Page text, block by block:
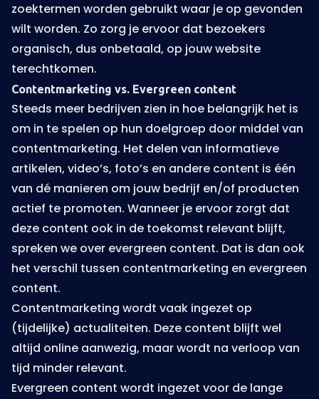
zoektermen worden gebruikt waar je op gevonden
wilt worden. Zo zorg je ervoor dat bezoekers
organisch, dus onbetaald, op jouw website
terechtkomen.
Contentmarketing vs. Evergreen content
Steeds meer bedrijven zien in hoe belangrijk het is
om in te spelen op hun doelgroep door middel van
contentmarketing. Het delen van informatieve
artikelen, video’s, foto’s en andere content is één
van dé manieren om jouw bedrijf en/of producten
actief te promoten. Wanneer je ervoor zorgt dat
deze content ook in de toekomst relevant blijft,
spreken we over evergreen content. Dat is dan ook
het verschil tussen contentmarketing en evergreen
content.
Contentmarketing wordt vaak ingezet op
(tijdelijke) actualiteiten. Deze content blijft wel
altijd online aanwezig, maar wordt na verloop van
tijd minder relevant.
Evergreen content wordt ingezet voor de lange